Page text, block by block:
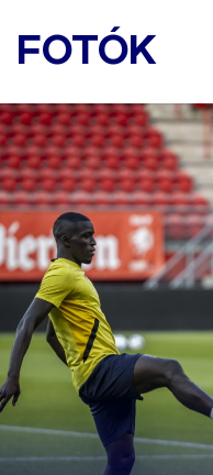
FOTÓK
Twente
előtt